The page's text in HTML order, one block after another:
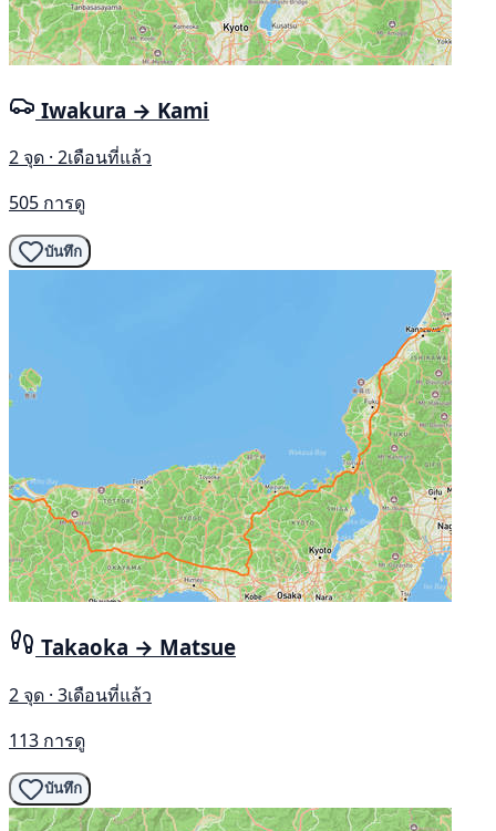
Iwakura → Kami
2 จุด · 2เดือนที่แล้ว
505 การดู
บันทึก
Takaoka → Matsue
2 จุด · 3เดือนที่แล้ว
113 การดู
บันทึก